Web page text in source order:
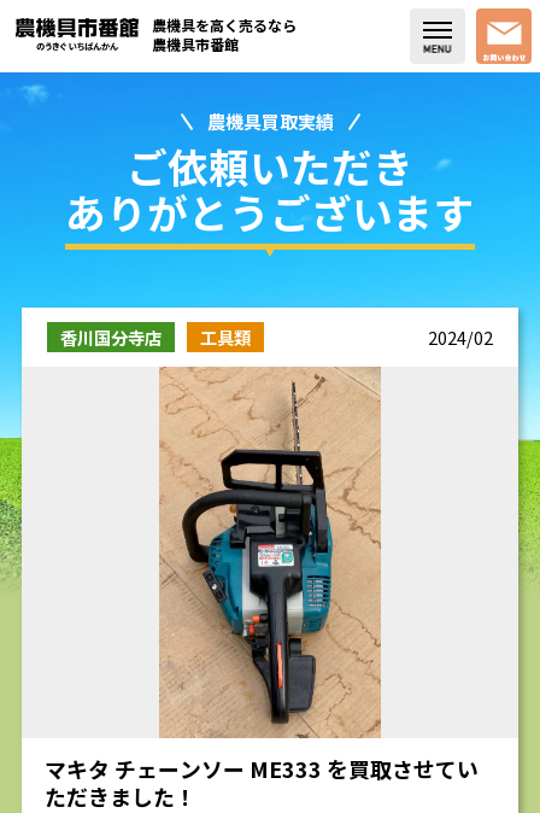
買取実績
コラム・スタッフブログ
取り扱い商品
販売中の農機具
よく頂く質問
お問い合わせ
農機具を高く売るなら
農機具市番館
農機具買取実績
ご依頼いただき
ありがとうございます
香川国分寺店 工具類 2024/02
マキタ チェーンソー ME333 を買取させてい
ただきました！